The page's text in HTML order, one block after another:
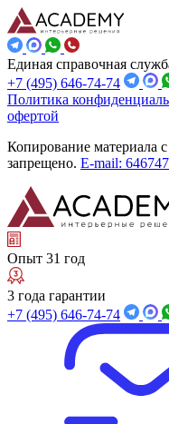
Единая справочная
+7 (495) 646-74-74
Политика
офертой
Копирование материала
запрещено. E-mail:
Опыт 31 год
3 года гарантии
+7 (495) 646-74-74